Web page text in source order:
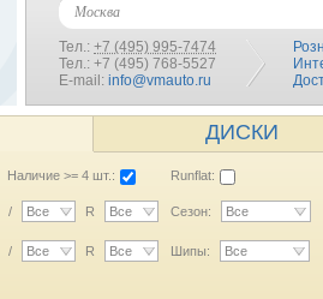
Москва
Тел.: +7 (495) 995-7474
Тел.: +7 (495) 768-5527
E-mail: info@vmauto.ru
ДИСКИ
Наличие >= 4 шт.: Runflat:
/ Все R Все Сезон: Все
/ Все R Все Шипы: Все